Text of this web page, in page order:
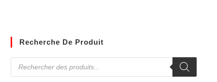
Recherche De Produit